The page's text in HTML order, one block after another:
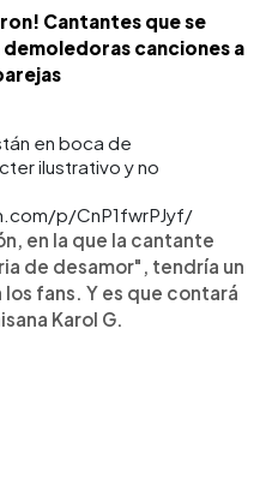
Cantantes que se
canciones a
en boca de
ilustrativo y no
p/CnP1fwrPJyf/
en la que la cantante
de desamor", tendría un
fans. Y es que contará
Karol G.